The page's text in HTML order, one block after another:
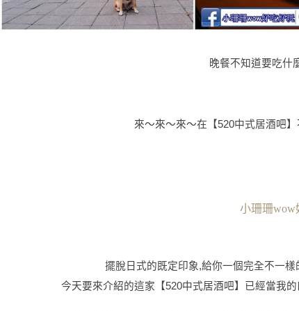
晚餐不知道要吃什
來〜來〜來〜在 【520中式居酒吧】
小珊珊wow
擺脫日式的既定印象,給你一個完全不一
今天要來介紹的這家【520中式居酒吧】已經當我